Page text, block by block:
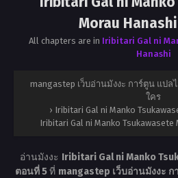
Morau
All chapters are in Iribitari Gal ni
Hanashi
mangastep เว็บอ่านมังงะ การ์ตูน แป
ใคร
› Iribitari Gal ni Manko
Iribitari Gal ni Manko
อ่านมังงะ Iribitari Gal ni Manko
ตอนที่ 5ที่ mangastep เว็บอ่านมังงะ